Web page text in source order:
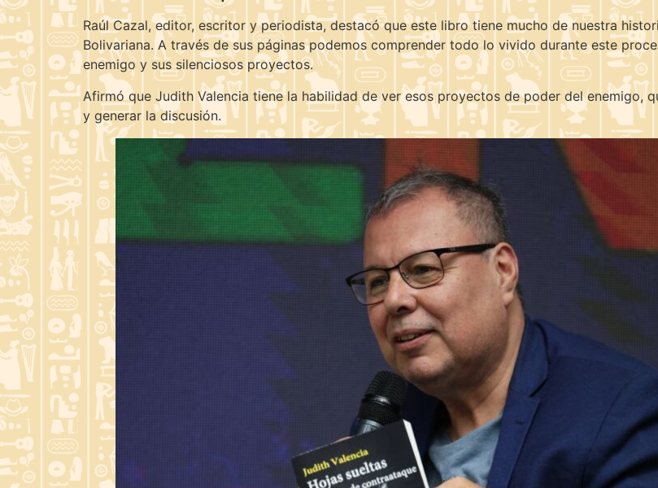
Raúl Cazal, editor, escritor y periodista, destacó que este libro tiene mucho de nuestra
Bolivariana. A través de sus páginas podemos comprender todo lo vivido durante este
enemigo y sus silenciosos proyectos.
Afirmó que Judith Valencia tiene la habilidad de ver esos proyectos de poder del enemigo,
y generar la discusión.